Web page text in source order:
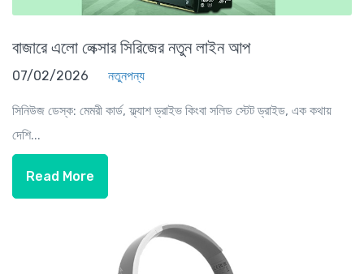
বাজারে এলো লেক্সার সিরিজের নতুন লাইন আপ
07/02/2026 নতুনপন্য
সিনিউজ ডেস্ক: মেমরী কার্ড, ফ্ল্যাশ ড্রাইভ কিংবা সলিড স্টেট ড্রাইড, এক কথায়
দেশি...
Read More